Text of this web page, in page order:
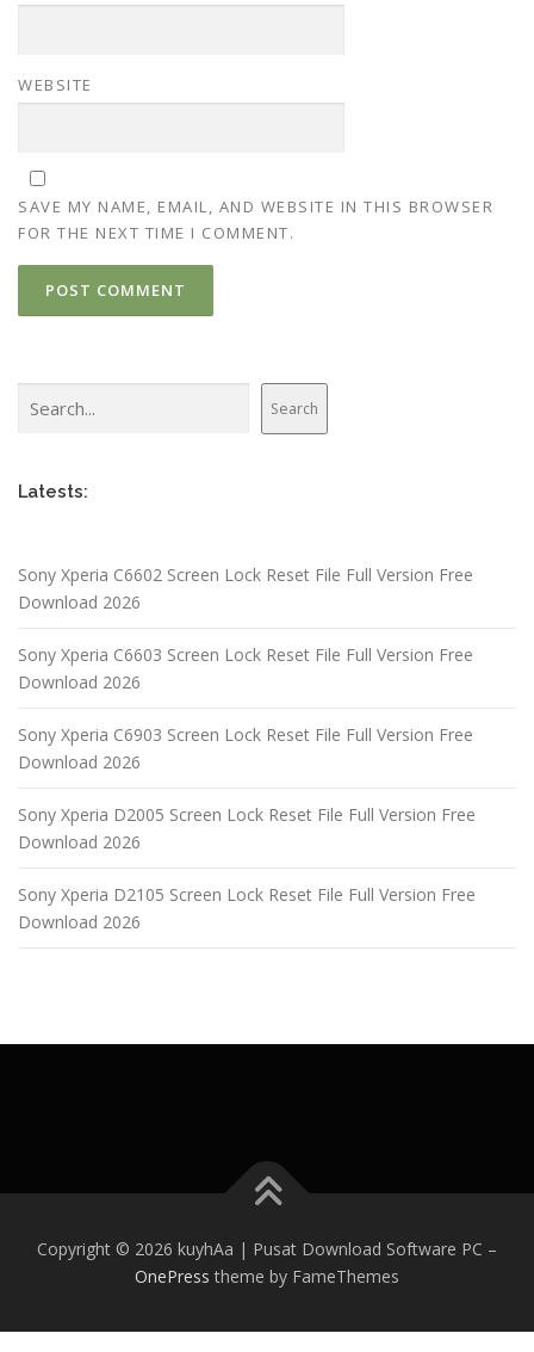
WEBSITE
SAVE MY NAME, EMAIL, AND WEBSITE IN THIS BROWSER
FOR THE NEXT TIME I COMMENT.
Search
Latests:
Sony Xperia C6602 Screen Lock Reset File Full Version Free
Download 2026
Sony Xperia C6603 Screen Lock Reset File Full Version Free
Download 2026
Sony Xperia C6903 Screen Lock Reset File Full Version Free
Download 2026
Sony Xperia D2005 Screen Lock Reset File Full Version Free
Download 2026
Sony Xperia D2105 Screen Lock Reset File Full Version Free
Download 2026
Copyright © 2026 kuyhAa | Pusat Download Software PC –
OnePress theme by FameThemes